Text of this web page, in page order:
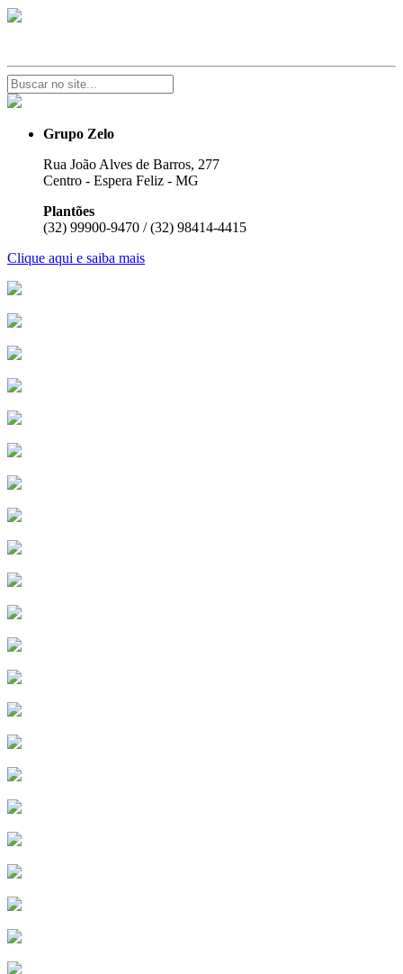
Grupo Zelo
Rua João Alves de Barros, 277
Centro - Espera Feliz - MG
Plantões
(32) 99900-9470 / (32) 98414-4415
Clique aqui e saiba mais